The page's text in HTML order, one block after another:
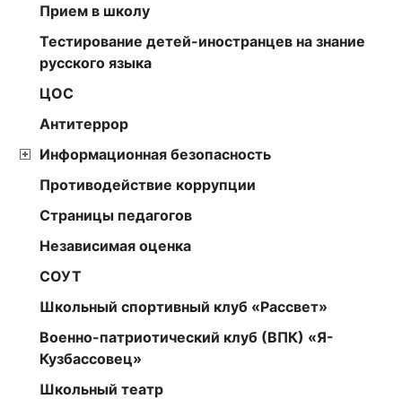
Прием в школу
Тестирование детей-иностранцев на знание
русского языка
ЦОС
Антитеррор
Информационная безопасность
Противодействие коррупции
Страницы педагогов
Независимая оценка
СОУТ
Школьный спортивный клуб «Рассвет»
Военно-патриотический клуб (ВПК) «Я-
Кузбассовец»
Школьный театр